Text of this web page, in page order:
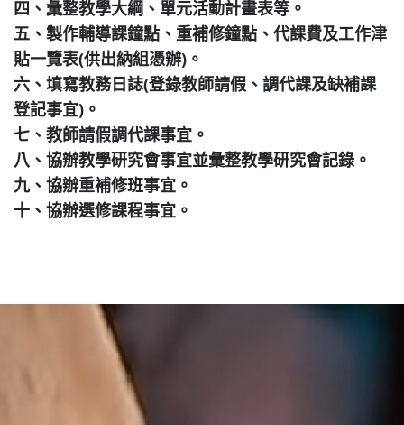
四、彙整教學大綱、單元活動計畫表等。
五、製作輔導課鐘點、重補修鐘點、代課費及工作津
貼一覽表(供出納組憑辦)。
六、填寫教務日誌(登錄教師請假、調代課及缺補課
登記事宜)。
七、教師請假調代課事宜。
八、協辦教學研究會事宜並彙整教學研究會記錄。
九、協辦重補修班事宜。
十、協辦選修課程事宜。